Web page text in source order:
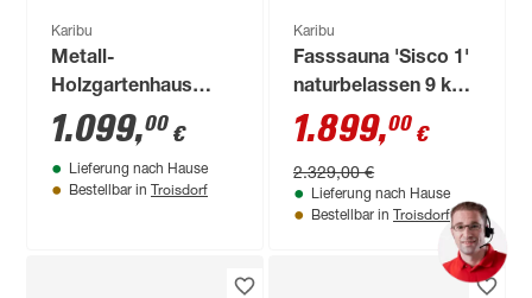
Karibu
Metall-
Holzgartenhaus
'Komet A'
naturbelassen/anthrazit
Doppelflügeltür
228,5 x 235x 208,5
1.099,00 €
Lieferung nach Hause
Bestellbar in Troisdorf
Karibu
Fasssauna 'Sisco 1'
naturbelassen 9 kW
Ofen integrierte
Steuerung 199 x 175
x 205 cm
1.899,00 €
2.329,00 €
Lieferung nach Hause
Bestellbar in Troisdorf